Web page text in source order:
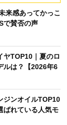
来感あってかっこ
で賛否の声
ヤTOP10｜夏のロ
ルは？【2026年6
ジンオイルTOP10
ばれている人気モ